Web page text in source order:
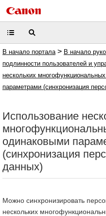
В начало портала > В начало
подлинности пользователей и
нескольких
параметрами (синхронизация
Использование
одинаковыми
(синхронизация
данных)
Можно синхронизировать
нескольких